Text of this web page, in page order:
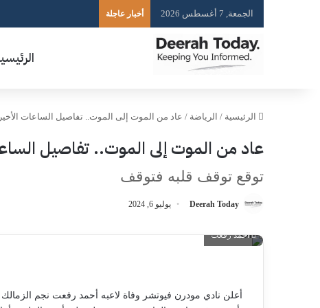
الجمعة, 7 أغسطس 2026 أخبار عاجلة
الرئيسية / الرياضة / عاد من الموت إلى الموت.. تفاصيل الساعات
عاد من الموت إلى الموت.. تفاصيل
توقع توقف قلبه فتوقف
Deerah Today يوليو 6, 2024
أحمد رفعت
أعلن نادي مودرن فيوتشر وفاة لاعبه أحمد رفعت نجم